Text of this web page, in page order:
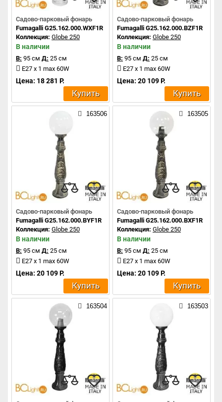
Садово-парковый фонарь
Fumagalli G25.162.000.WXF1R
Коллекция: Globe 250
В наличии
В: 95 см Д: 25 см
E27 x 1 max 60W
Цена: 18 281 Р.
Купить
Садово-парковый фонарь
Fumagalli G25.162.000.BZF1R
Коллекция: Globe 250
В наличии
В: 95 см Д: 25 см
E27 x 1 max 60W
Цена: 20 109 Р.
Купить
163506
Садово-парковый фонарь
Fumagalli G25.162.000.BYF1R
Коллекция: Globe 250
В наличии
В: 95 см Д: 25 см
E27 x 1 max 60W
Цена: 20 109 Р.
Купить
163505
Садово-парковый фонарь
Fumagalli G25.162.000.BXF1R
Коллекция: Globe 250
В наличии
В: 95 см Д: 25 см
E27 x 1 max 60W
Цена: 20 109 Р.
Купить
163504 163503